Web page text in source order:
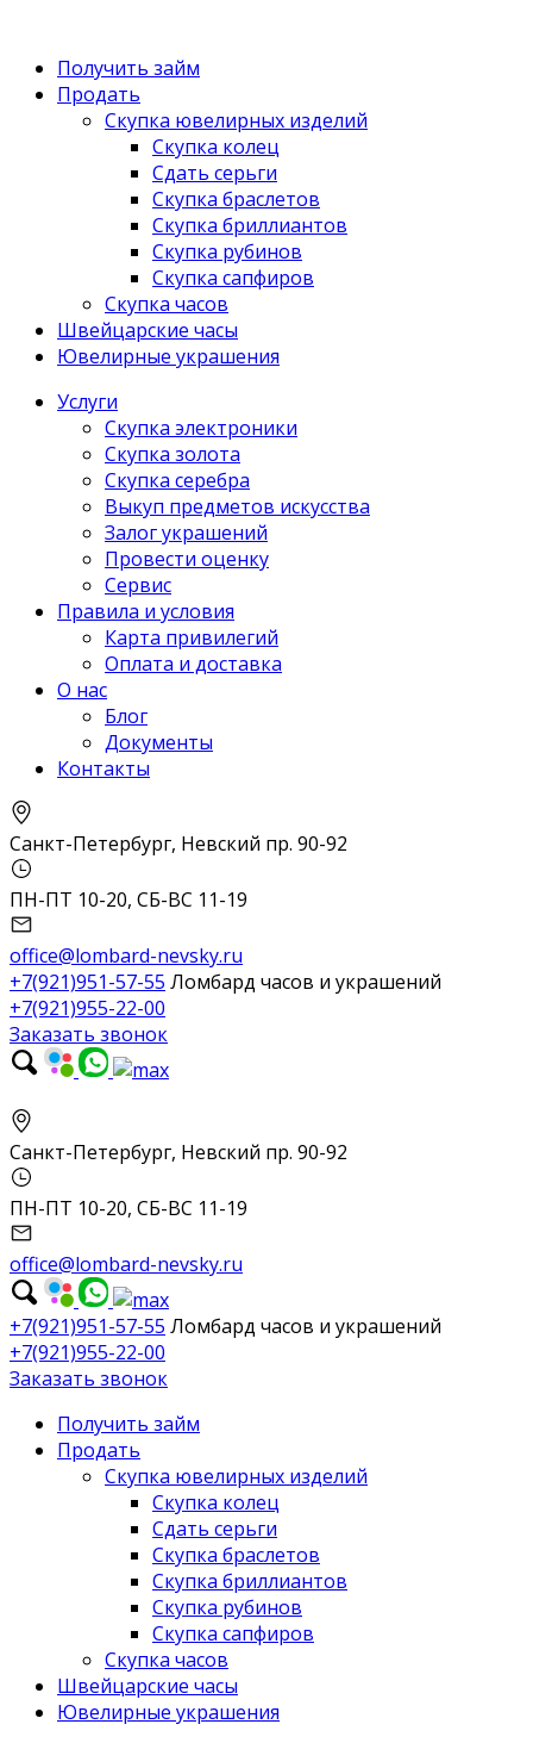
Получить займ
Продать
Скупка ювелирных изделий
Скупка колец
Сдать серьги
Скупка браслетов
Скупка бриллиантов
Скупка рубинов
Скупка сапфиров
Скупка часов
Швейцарские часы
Ювелирные украшения
Услуги
Скупка электроники
Скупка золота
Скупка серебра
Выкуп предметов искусства
Залог украшений
Провести оценку
Сервис
Правила и условия
Карта привилегий
Оплата и доставка
О нас
Блог
Документы
Контакты
Санкт-Петербург, Невский пр. 90-92
ПН-ПТ 10-20, СБ-ВС 11-19
office@lombard-nevsky.ru
+7(921)951-57-55 Ломбард часов и украшений
+7(921)955-22-00
Заказать звонок
Санкт-Петербург, Невский пр. 90-92
ПН-ПТ 10-20, СБ-ВС 11-19
office@lombard-nevsky.ru
+7(921)951-57-55 Ломбард часов и украшений
+7(921)955-22-00
Заказать звонок
Получить займ
Продать
Скупка ювелирных изделий
Скупка колец
Сдать серьги
Скупка браслетов
Скупка бриллиантов
Скупка рубинов
Скупка сапфиров
Скупка часов
Швейцарские часы
Ювелирные украшения